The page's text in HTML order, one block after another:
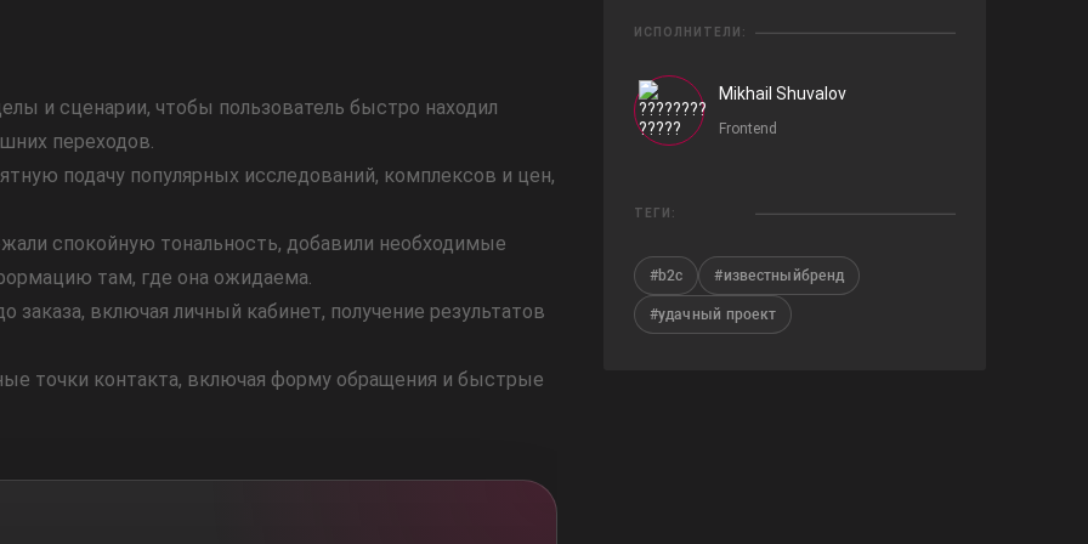
и сценарии, чтобы пользователь быстро находил
переходов.
подачу популярных исследований, комплексов и цен,
спокойную тональность, добавили необходимые
там, где она ожидаема.
заказа, включая личный кабинет, получение результатов
точки контакта, включая форму обращения и быстрые
ИСПОЛНИТЕЛИ:
Mikhail Shuvalov
Frontend
ТЕГИ:
#b2c #известныйбренд
#удачный проект